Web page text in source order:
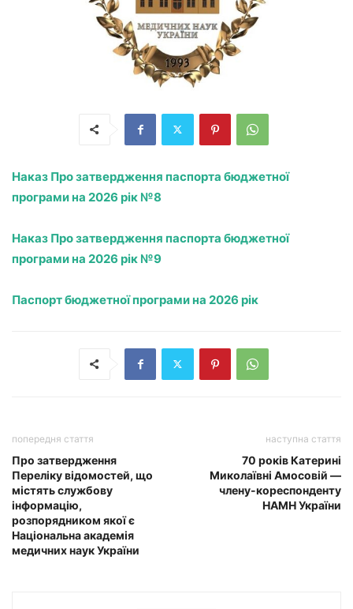
Наказ Про затвердження паспорта бюджетної
програми на 2026 рік №8
Наказ Про затвердження паспорта бюджетної
програми на 2026 рік №9
Паспорт бюджетної програми на 2026 рік
попередня стаття
Про затвердження
Переліку відомостей, що
містять службову
інформацію,
розпорядником якої є
Національна академія
медичних наук України
наступна стаття
70 років Катерині
Миколаївні Амосовій —
члену-кореспонденту
НАМН України